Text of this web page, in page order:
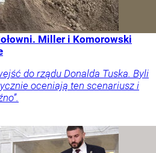
Miller i Komorowski
do rządu Donalda Tuska. Byli
oceniają ten scenariusz i